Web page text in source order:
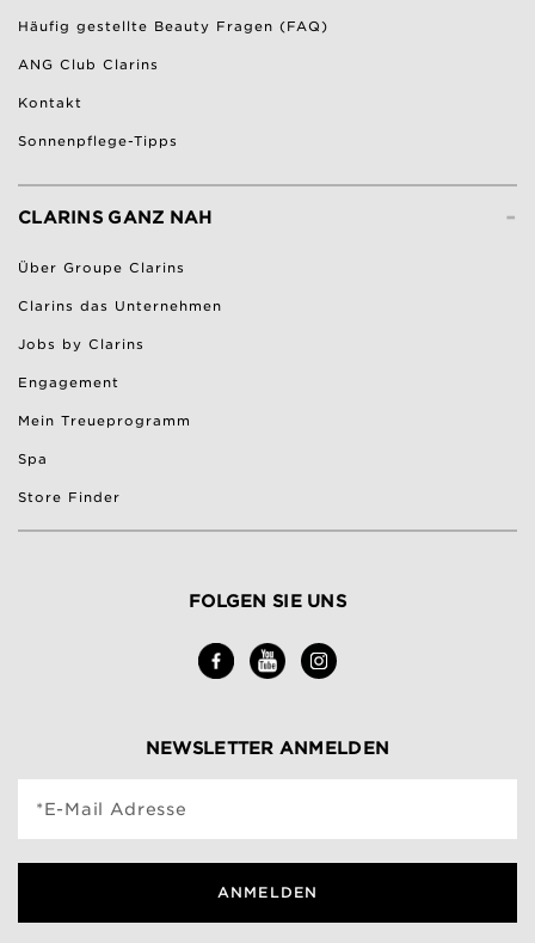
Häufig gestellte Beauty Fragen (FAQ)
ANG Club Clarins
Kontakt
Sonnenpflege-Tipps
-
CLARINS GANZ NAH
Über Groupe Clarins
Clarins das Unternehmen
Jobs by Clarins
Engagement
Mein Treueprogramm
Spa
Store Finder
FOLGEN SIE UNS
NEWSLETTER ANMELDEN
*E-Mail Adresse
ANMELDEN